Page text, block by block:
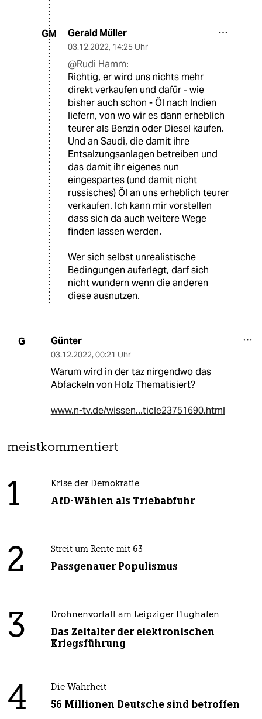
GM Gerald Müller
03.12.2022, 14:25 Uhr
@Rudi Hamm:
Richtig, er wird uns nichts mehr
direkt verkaufen und dafür - wie
bisher auch schon - Öl nach Indien
liefern, von wo wir es dann erheblich
teurer als Benzin oder Diesel kaufen.
Und an Saudi, die damit ihre
Entsalzungsanlagen betreiben und
das damit ihr eigenes nun
eingespartes (und damit nicht
russisches) Öl an uns erheblich teurer
verkaufen. Ich kann mir vorstellen
dass sich da auch weitere Wege
finden lassen werden.
Wer sich selbst unrealistische
Bedingungen auferlegt, darf sich
nicht wundern wenn die anderen
diese ausnutzen.
G Günter
03.12.2022, 00:21 Uhr
Warum wird in der taz nirgendwo das
Abfackeln von Holz Thematisiert?
www.n-tv.de/wissen...ticle23751690.html
meistkommentiert
1 Krise der Demokratie
AfD-Wählen als Triebabfuhr
2 Streit um Rente mit 63
Passgenauer Populismus
3 Drohnenvorfall am Leipziger Flughafen
Das Zeitalter der elektronischen
Kriegsführung
4 Die Wahrheit
56 Millionen Deutsche sind betroffen